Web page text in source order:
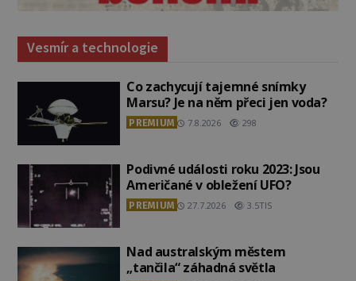
Vesmír a technologie
Co zachycují tajemné snímky
Marsu? Je na něm přeci jen voda?
PREMIUM 7.8.2026 298
Podivné události roku 2023: Jsou
Američané v obležení UFO?
PREMIUM 27.7.2026 3.5TIS
Nad australským městem
„tančila“ záhadná světla